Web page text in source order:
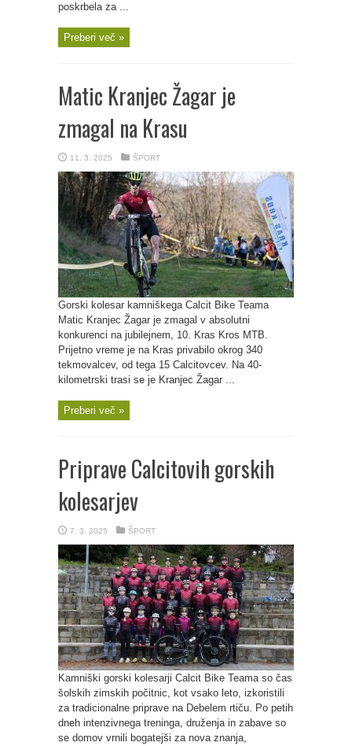
poskrbela za ...
Preberi več »
Matic Kranjec Žagar je
zmagal na Krasu
11. 3. 2025 ŠPORT
Gorski kolesar kamniškega Calcit Bike Teama
Matic Kranjec Žagar je zmagal v absolutni
konkurenci na jubilejnem, 10. Kras Kros MTB.
Prijetno vreme je na Kras privabilo okrog 340
tekmovalcev, od tega 15 Calcitovcev. Na 40-
kilometrski trasi se je Kranjec Žagar ...
Preberi več »
Priprave Calcitovih gorskih
kolesarjev
7. 3. 2025 ŠPORT
Kamniški gorski kolesarji Calcit Bike Teama so čas
šolskih zimskih počitnic, kot vsako leto, izkoristili
za tradicionalne priprave na Debelem rtiču. Po petih
dneh intenzivnega treninga, druženja in zabave so
se domov vrnili bogatejši za nova znanja,